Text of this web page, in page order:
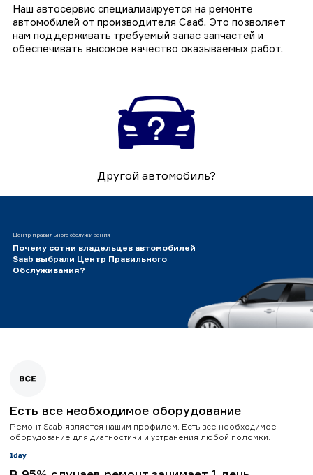
Наш автосервис специализируется на ремонте
автомобилей от производителя Сааб. Это позволяет
нам поддерживать требуемый запас запчастей и
обеспечивать высокое качество оказываемых работ.
Другой автомобиль?
Центр правильного обслуживания
Почему сотни владельцев автомобилей
Saab выбрали Центр Правильного
Обслуживания?
Есть все необходимое оборудование
Ремонт Saab является нашим профилем. Есть все необходимое
оборудование для диагностики и устранения любой поломки.